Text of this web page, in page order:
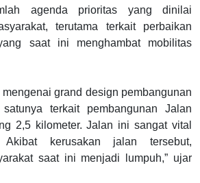
agenda prioritas yang dinilai
terutama terkait perbaikan
saat ini menghambat mobilitas
grand design pembangunan
satunya terkait pembangunan Jalan
2,5 kilometer. Jalan ini sangat vital
Akibat kerusakan jalan tersebut,
saat ini menjadi lumpuh,” ujar